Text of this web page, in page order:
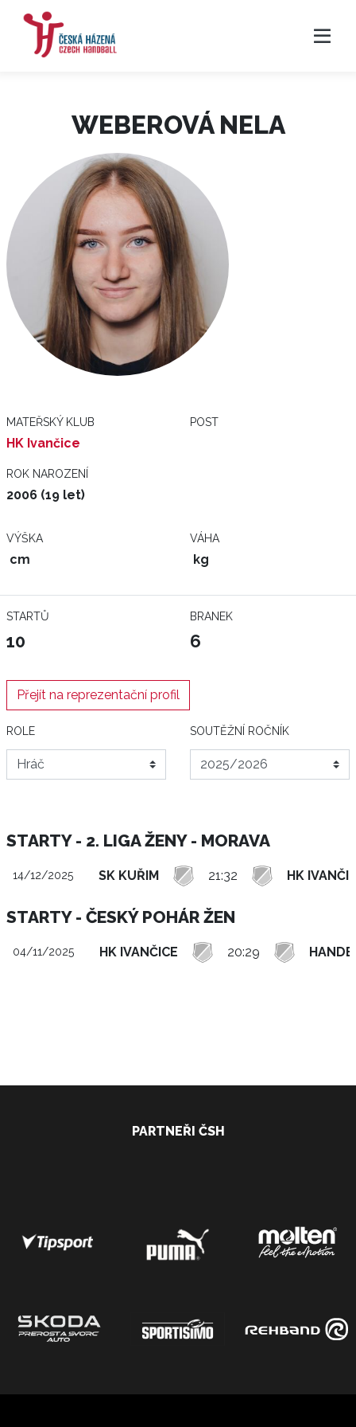
WEBEROVÁ NELA
MATEŘSKÝ KLUB
HK Ivančice
POST
ROK NAROZENÍ
2006 (19 let)
VÝŠKA
cm
VÁHA
kg
STARTŮ
10
BRANEK
6
Přejít na reprezentační profil
ROLE SOUTĚŽNÍ ROČNÍK
STARTY - 2. LIGA ŽENY - MORAVA
14/12/2025 SK KUŘIM 21:32 HK
STARTY - ČESKÝ POHÁR ŽEN
04/11/2025 HK IVANČICE 20:29
PARTNEŘI ČSH